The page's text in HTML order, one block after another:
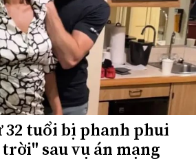
32 tuổi bị phanh phui
sau vụ án mạng